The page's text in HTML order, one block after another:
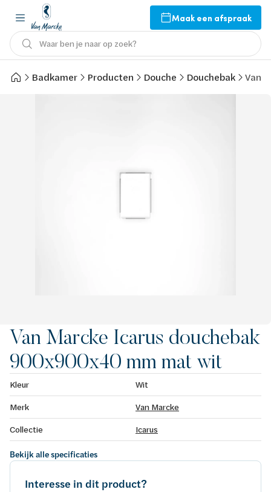
Maak een afspraak
Waar ben je naar op zoek?
Badkamer Producten Douche Douchebak Van
Van Marcke Icarus douchebak
900x900x40 mm mat wit
Kleur
Wit
Merk
Van Marcke
Collectie
Icarus
Bekijk alle specificaties
Interesse in dit product?